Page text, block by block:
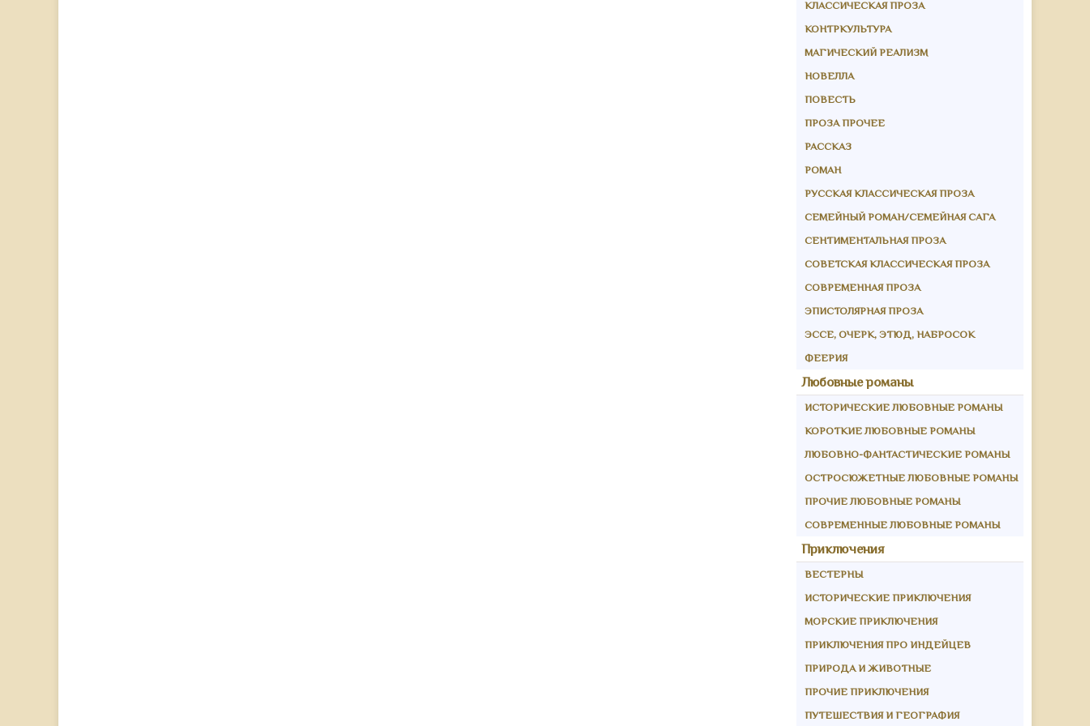
КЛАССИЧЕСКАЯ ПРОЗА
КОНТРКУЛЬТУРА
МАГИЧЕСКИЙ РЕАЛИЗМ
НОВЕЛЛА
ПОВЕСТЬ
ПРОЗА ПРОЧЕЕ
РАССКАЗ
РОМАН
РУССКАЯ КЛАССИЧЕСКАЯ ПРОЗА
СЕМЕЙНЫЙ РОМАН/СЕМЕЙНАЯ САГА
СЕНТИМЕНТАЛЬНАЯ ПРОЗА
СОВЕТСКАЯ КЛАССИЧЕСКАЯ ПРОЗА
СОВРЕМЕННАЯ ПРОЗА
ЭПИСТОЛЯРНАЯ ПРОЗА
ЭССЕ, ОЧЕРК, ЭТЮД, НАБРОСОК
ФЕЕРИЯ
Любовные романы
ИСТОРИЧЕСКИЕ ЛЮБОВНЫЕ РОМАНЫ
КОРОТКИЕ ЛЮБОВНЫЕ РОМАНЫ
ЛЮБОВНО-ФАНТАСТИЧЕСКИЕ РОМАНЫ
ОСТРОСЮЖЕТНЫЕ ЛЮБОВНЫЕ РОМАНЫ
ПРОЧИЕ ЛЮБОВНЫЕ РОМАНЫ
СОВРЕМЕННЫЕ ЛЮБОВНЫЕ РОМАНЫ
Приключения
ВЕСТЕРНЫ
ИСТОРИЧЕСКИЕ ПРИКЛЮЧЕНИЯ
МОРСКИЕ ПРИКЛЮЧЕНИЯ
ПРИКЛЮЧЕНИЯ ПРО ИНДЕЙЦЕВ
ПРИРОДА И ЖИВОТНЫЕ
ПРОЧИЕ ПРИКЛЮЧЕНИЯ
ПУТЕШЕСТВИЯ И ГЕОГРАФИЯ